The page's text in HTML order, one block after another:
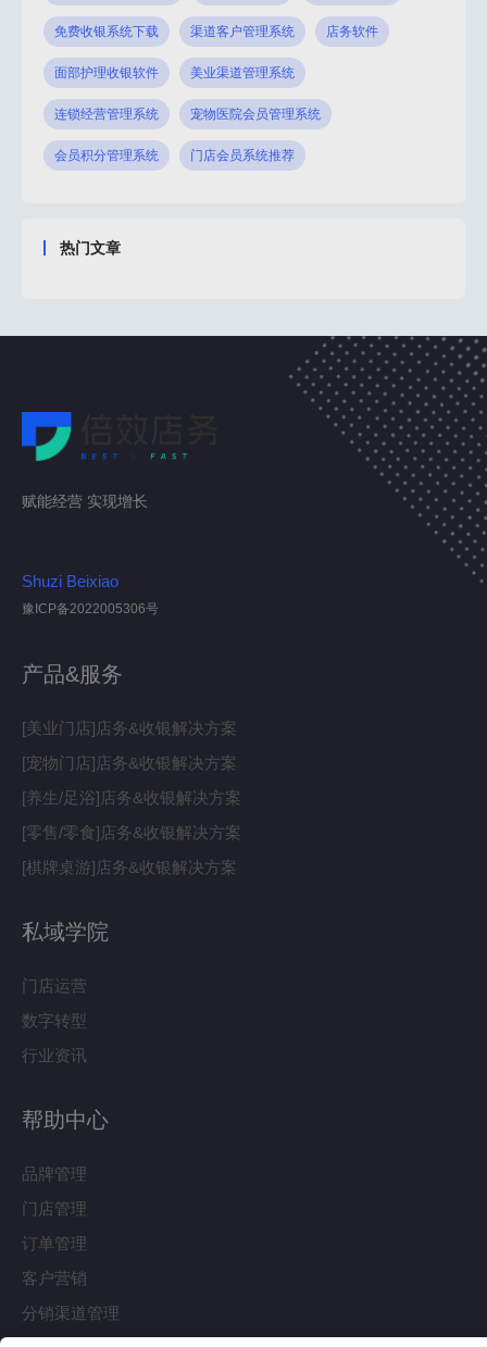
免费收银系统下载 渠道客户管理系统 店务软件
面部护理收银软件 美业渠道管理系统
连锁经营管理系统 宠物医院会员管理系统
会员积分管理系统 门店会员系统推荐
热门文章
赋能经营 实现增长
Shuzi Beixiao
豫ICP备2022005306号
产品&服务
[美业门店]店务&收银解决方案
[宠物门店]店务&收银解决方案
[养生/足浴]店务&收银解决方案
[零售/零食]店务&收银解决方案
[棋牌桌游]店务&收银解决方案
私域学院
门店运营
数字转型
行业资讯
帮助中心
品牌管理
门店管理
订单管理
客户营销
分销渠道管理